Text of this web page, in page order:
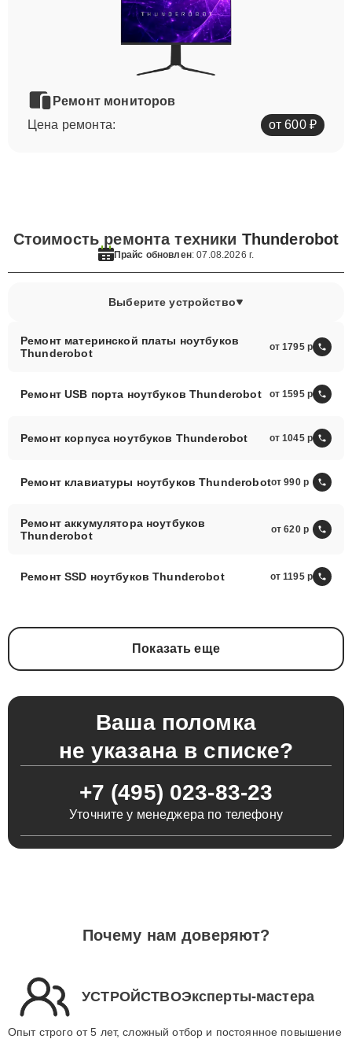
Ремонт мониторов
Цена ремонта:
от 600 ₽
Стоимость ремонта техники Thunderobot
Прайс обновлен: 07.08.2026 г.
Выберите устройство
Ремонт материнской платы ноутбуков
Thunderobot
от 1795
Ремонт USB порта ноутбуков Thunderobot от 1595
Ремонт корпуса ноутбуков Thunderobot от 1045
Ремонт клавиатуры ноутбуков Thunderobotот 990
Ремонт аккумулятора ноутбуков
Thunderobot
от 620
Ремонт SSD ноутбуков Thunderobot от 1195
Показать еще
Ваша поломка
не указана в списке?
+7 (495) 023-83-23
Уточните у менеджера по телефону
Почему нам доверяют?
УСТРОЙСТВОЭксперты-мастера
Опыт строго от 5 лет, сложный отбор и постоянное повышение